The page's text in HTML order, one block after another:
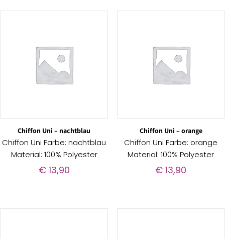
Chiffon Uni – nachtblau
Chiffon Uni Farbe: nachtblau
Material: 100% Polyester
€13,90
Chiffon Uni – orange
Chiffon Uni Farbe: orange
Material: 100% Polyester
€ 13,90